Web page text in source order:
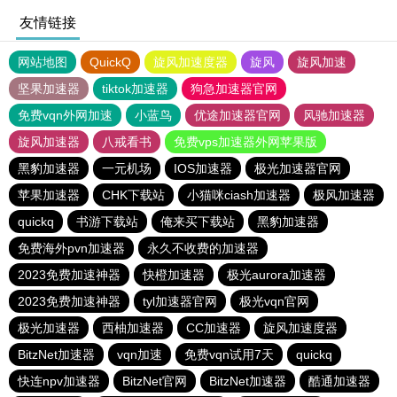
友情链接
网站地图 QuickQ 旋风加速度器 旋风
旋风加速
坚果加速器
tiktok加速器
狗急加速器官网
免费vqn外网加速
小蓝鸟 优途加速器官网
风驰加速器
旋风加速器
八戒看书
免费vps加速器外网苹果版
黑豹加速器
一元机场 IOS加速器
极光加速器官网
苹果加速器
CHK下载站 小猫咪ciash加速器
极风加速器
quickq
书游下载站 俺来买下载站
黑豹加速器
免费海外pvn加速器
永久不收费的加速器
2023免费加速神器
快橙加速器
极光aurora加速器
2023免费加速神器
tyl加速器官网
极光vqn官网
极光加速器
西柚加速器 CC加速器
旋风加速度器
BitzNet加速器
vqn加速 免费vqn试用7天
quickq
快连npv加速器
BitzNet官网 BitzNet加速器 酷通加速器